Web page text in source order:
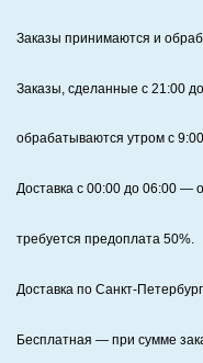
Заказы принимаются и
Заказы, сделанные с 21:00
обрабатываются утром с
Доставка с 00:00 до 06:00 —
требуется предоплата 50%.
Доставка по
Бесплатная — при сумме